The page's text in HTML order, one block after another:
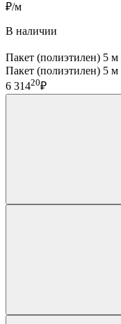
₽/м
В наличии
Пакет (полиэтилен) 5
Пакет (полиэтилен) 5 м
6 31420₽